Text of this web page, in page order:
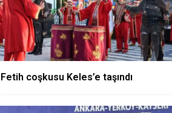
Fetih coşkusu Keles’e taşındı